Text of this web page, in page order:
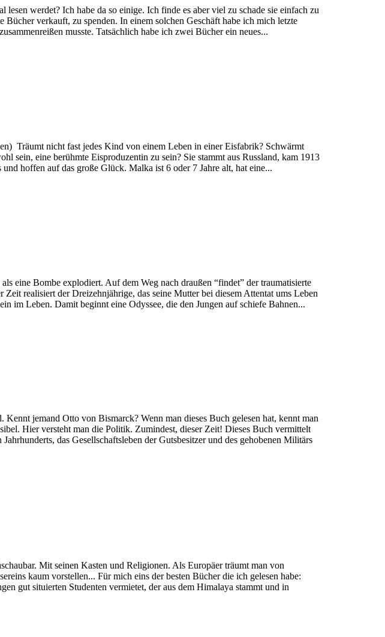
werdet? Ich habe da so einige. Ich finde es aber viel zu schade sie einfach zu
verkauft, zu spenden. In einem solchen Geschäft habe ich mich letzte
musste. Tatsächlich habe ich zwei Bücher ein neues...
Träumt nicht fast jedes Kind von einem Leben in einer Eisfabrik? Schwärmt
sein, eine berühmte Eisproduzentin zu sein? Sie stammt aus Russland, kam 1913
hoffen auf das große Glück. Malka ist 6 oder 7 Jahre alt, hat eine...
eine Bombe explodiert. Auf dem Weg nach draußen “findet” der traumatisierte
realisiert der Dreizehnjährige, das seine Mutter bei diesem Attentat ums Leben
im Leben. Damit beginnt eine Odyssee, die den Jungen auf schiefe Bahnen...
jemand Otto von Bismarck? Wenn man dieses Buch gelesen hat, kennt man
Hier versteht man die Politik. Zumindest, dieser Zeit! Dieses Buch vermittelt
das Gesellschaftsleben der Gutsbesitzer und des gehobenen Militärs
Mit seinen Kasten und Religionen. Als Europäer träumt man von
kaum vorstellen... Für mich eins der besten Bücher die ich gelesen habe:
gut situierten Studenten vermietet, der aus dem Himalaya stammt und in